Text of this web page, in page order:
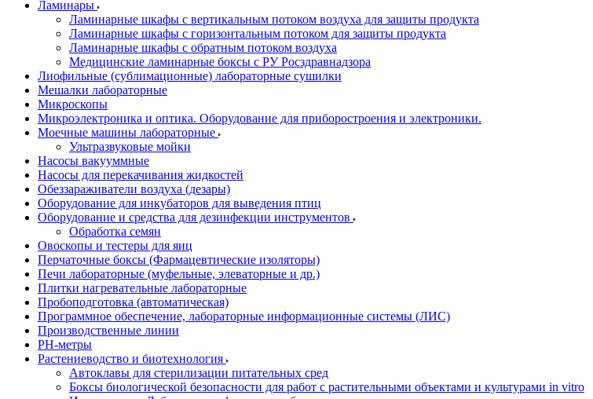
Ламинары
Ламинарные шкафы с вертикальным потоком воздуха для защиты продукта
Ламинарные шкафы с горизонтальным потоком для защиты продукта
Ламинарные шкафы с обратным потоком воздуха
Медицинские ламинарные боксы с РУ Росздравнадзора
Лиофильные (сублимационные) лабораторные сушилки
Мешалки лабораторные
Микроскопы
Микроэлектроника и оптика. Оборудование для приборостроения и электроники.
Моечные машины лабораторные
Ультразвуковые мойки
Насосы вакууммные
Насосы для перекачивания жидкостей
Обеззараживатели воздуха (дезары)
Оборудование для инкубаторов для выведения птиц
Оборудование и средства для дезинфекции инструментов
Обработка семян
Овоскопы и тестеры для яиц
Перчаточные боксы (Фармацевтические изоляторы)
Печи лабораторные (муфельные, элеваторные и др.)
Плитки нагревательные лабораторные
Пробоподготовка (автоматическая)
Программное обеспечение, лабораторные информационные системы (ЛИС)
Производственные линии
РH-метры
Растениеводство и биотехнология
Автоклавы для стерилизации питательных сред
Боксы биологической безопасности для работ с растительными объектами и культурами in vitro